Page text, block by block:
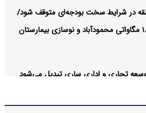
در شرایط سخت بودجه‌ای متوقف شود/
شتاب‌بخشی به ابرپروژه نیروگاه ۱۸۰۰ مگاواتی محمودآباد و نوسازی بیمارستان
تجاری و اداری ساری تبدیل می‌شود
حسینی» در نکا برگزار شد